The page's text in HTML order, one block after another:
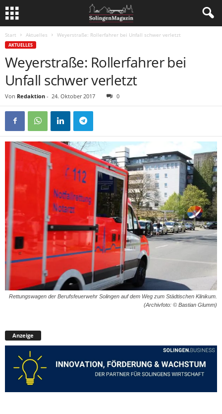
Start Aktuelles Weyerstraße: Rollerfahrer bei Unfall schwer verletzt
AKTUELLES
Weyerstraße: Rollerfahrer bei
Unfall schwer verletzt
Von Redaktion - 24. Oktober 2017 0
Rettungswagen der Berufsfeuerwehr Solingen auf dem Weg zum Städtischen Klinikum.
(Archivfoto: © Bastian Glumm)
Anzeige